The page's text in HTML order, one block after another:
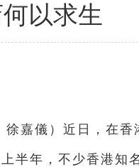
以求生
徐嘉儀 ） 近日，在香
半年，不少香港知